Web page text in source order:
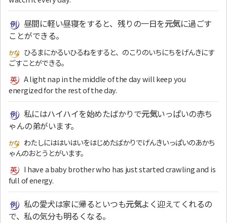
昼間に軽い昼寝をすると、残りの一日を元気に過ごす
ことができる。
ひるまにかるいひるねをすると、のこりのいちにちをげんきにす
ごすことができる。
A light nap in the middle of the day will keep you
energized for the rest of the day.
私にはハイハイを始めたばかりで元気いっぱいの赤ち
ゃんの弟がいます。
わたしにははいはいをはじめたばかりでげんきいっぱいのあかち
ゃんのおとうとがいます。
I have a baby brother who has just started crawling and is
full of energy.
私の愛犬は家に帰るといつも元気よく迎えてくれるの
で、私の気分も明るくなる。